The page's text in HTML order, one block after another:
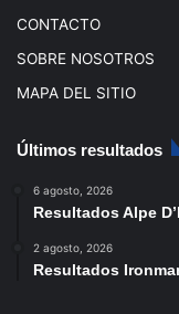
CONTACTO
SOBRE NOSOTROS
MAPA DEL SITIO
Últimos resultados
6 agosto, 2026
Resultados Alpe
2 agosto, 2026
Resultados